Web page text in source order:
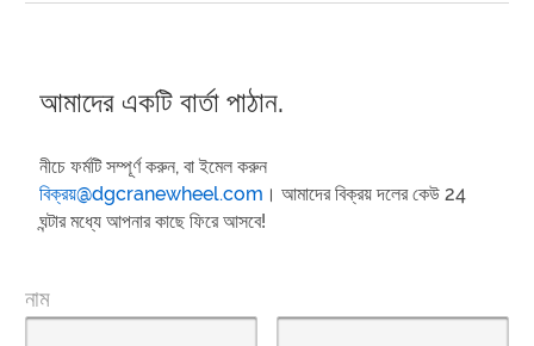
আমাদের একটি বার্তা পাঠান.
নীচে ফর্মটি সম্পূর্ণ করুন, বা ইমেল করুন
বিক্রয়@dgcranewheel.com । আমাদের বিক্রয় দলের কেউ 24
ঘন্টার মধ্যে আপনার কাছে ফিরে আসবে!
নাম